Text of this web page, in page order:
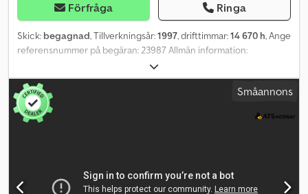
Förfråga Ringa
Skick: begagnad, Tillverkningsår:1997, drifttimmar:14 670 h, Ange
referensnummer på begäran: 23987 Allmän information:
Tillverkningsår: 1997 Märke: Volvo Godkänd till: Drifttimmar: 14 670
Vikt: 12 500 kg Motorstyrka: Utrustning och information: Däck (se
bilder) Totalbredd: 261 cm Snabbsystem 3:e hydraulfunktion Radio
Backkamera: Nej Lastskopa: ca 2,5 meter bred Snöskopa: 3,7 m³
Anmärkningar/Kända defekter: Buckla på baksidan (se bilder)
500 Modell: L70C hjullastare m/ 2 skopor = Ytterligare information
Småannons